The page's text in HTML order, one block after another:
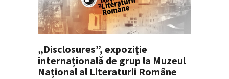
„Disclosures”, expoziție
internațională de grup la Muzeul
Național al Literaturii Române